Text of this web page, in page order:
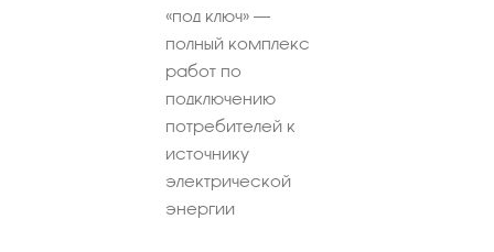
«под ключ» –
полный комплекс
работ по
подключению
потребителей к
источнику
электрической
энергии